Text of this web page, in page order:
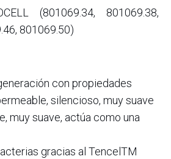
(801069.34, 801069.38,
801069.50)
con propiedades
silencioso, muy suave
muy suave, actúa como una
gracias al TencelTM